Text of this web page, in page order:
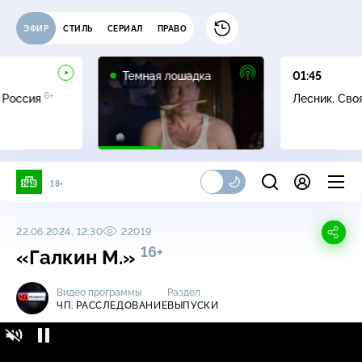
ЭФИР СТИЛЬ СЕРИАЛ ПРАВО
Россия6+
Темная лошадка
01:45
Лесник.
18+
22.06.2024, 12:30 22019
«Галкин М.» 16+
Видео программы
ЧП. РАССЛЕДОВАНИЕ
Раздел
ВЫПУСКИ